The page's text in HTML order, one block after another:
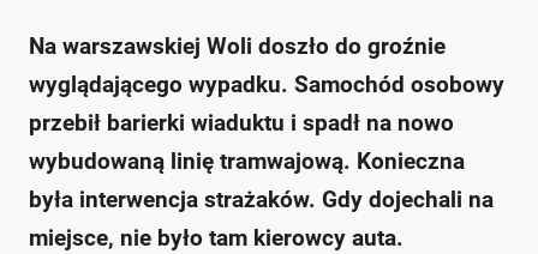
Na warszawskiej Woli doszło do groźnie
wyglądającego wypadku. Samochód osobowy
przebił barierki wiaduktu i spadł na nowo
wybudowaną linię tramwajową. Konieczna
była interwencja strażaków. Gdy dojechali na
miejsce, nie było tam kierowcy auta.